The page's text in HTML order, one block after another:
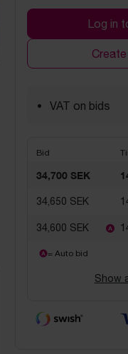
Log in
VAT on bids
Bid
34,700 SEK
34,650 SEK
34,600 SEK
= Auto bid
Show